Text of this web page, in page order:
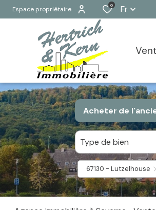
Espace propriétaire
0 Fr
Acheter de
De l'ancien
De l'immo pro
Type de bien
67130 - Lutzelhouse